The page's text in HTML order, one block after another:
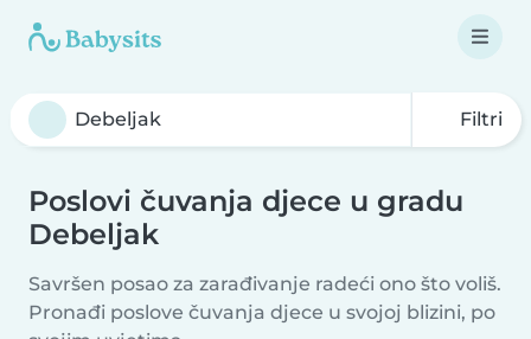
Filtri
Poslovi čuvanja djece u gradu
Debeljak
Savršen posao za zarađivanje radeći ono što voliš.
Pronađi poslove čuvanja djece u svojoj blizini, po